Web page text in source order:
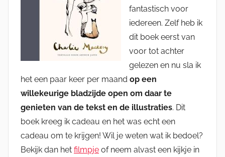
fantastisch voor
iedereen. Zelf heb ik
dit boek eerst van
voor tot achter
gelezen en nu sla ik
het een paar keer per maand op een
willekeurige bladzijde open om daar te
genieten van de tekst en de illustraties. Dit
boek kreeg ik cadeau en het was echt een
cadeau om te krijgen! Wil je weten wat ik bedoel?
Bekijk dan het filmpje of neem alvast een kijkje in